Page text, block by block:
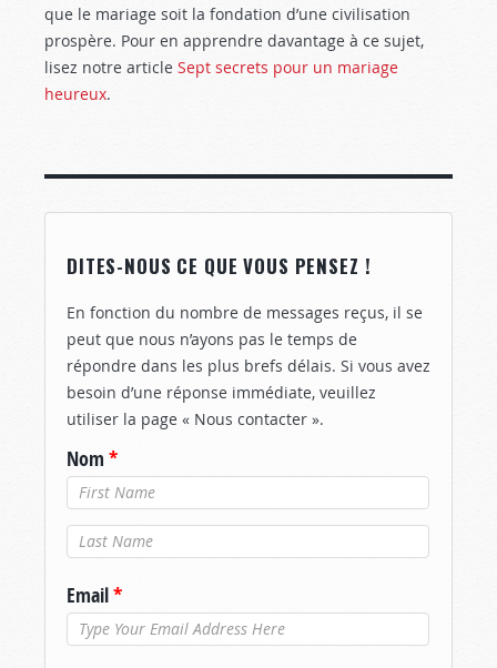
que le mariage soit la fondation d’une civilisation
prospère. Pour en apprendre davantage à ce sujet,
lisez notre article Sept secrets pour un mariage
heureux.
DITES-NOUS CE QUE VOUS PENSEZ !
En fonction du nombre de messages reçus, il se
peut que nous n’ayons pas le temps de
répondre dans les plus brefs délais. Si vous avez
besoin d’une réponse immédiate, veuillez
utiliser la page « Nous contacter ».
Nom *
Nom de
famille*
Email*